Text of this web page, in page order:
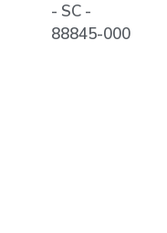
- SC -
88845-000